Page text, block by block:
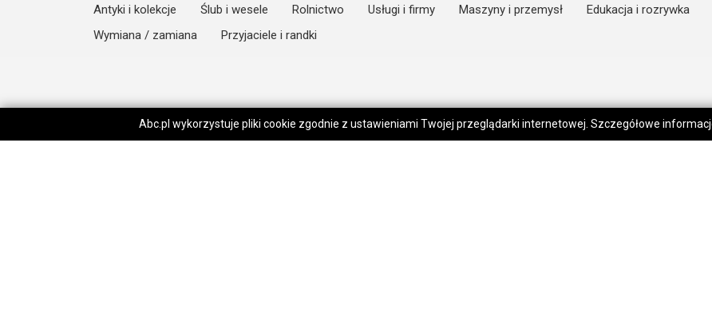
Antyki i kolekcje
Ślub i wesele Rolnictwo Usługi i firmy Maszyny i przemysł Edukacja i rozrywka
Wymiana / zamiana
Przyjaciele i randki
Abc.pl wykorzystuje pliki cookie zgodnie z ustawieniami Twojej przeglądarki internetowej. Szczegółowe